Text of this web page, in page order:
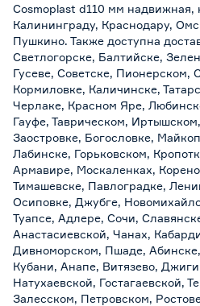
Cosmoplast d110 мм надвижная,
Калининграду, Краснодару,
Пушкино. Также доступна
Светлогорске, Балтийске,
Гусеве, Советске, Пионерском,
Кормиловке, Каличинске,
Черлаке, Красном Яре,
Гауфе, Таврическом,
Заостровке, Богословке,
Лабинске, Горьковском,
Армавире, Москаленках,
Тимашевске, Павлоградке,
Осиповке, Джубге,
Туапсе, Адлере, Сочи,
Анастасиевской, Чанах,
Дивноморском, Пшаде,
Кубани, Анапе, Витязево,
Натухаевской, Гостагаевской,
Залесском, Петровском,